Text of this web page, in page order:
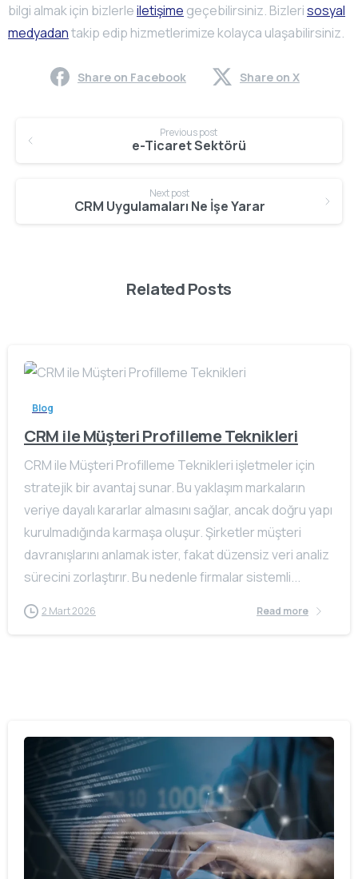
bilgi almak için bizlerleiletişime geçebilirsiniz. Bizlerisosyal
medyadantakip edip hizmetlerimize kolayca ulaşabilirsiniz.
Share on Facebook Share on X
Reading
Previous post
e-Ticaret Sektörü
Next post
CRM Uygulamaları Ne İşe Yarar
Related Posts
Blog
CRM ile Müşteri Profilleme Teknikleri
CRM ile Müşteri Profilleme Teknikleri işletmeler için
stratejik bir avantaj sunar. Bu yaklaşım markaların
veriye dayalı kararlar almasını sağlar, ancak doğru yapı
kurulmadığında karmaşa oluşur. Şirketler müşteri
davranışlarını anlamak ister, fakat düzensiz veri analiz
sürecini zorlaştırır. Bu nedenle firmalar sistemli...
2 Mart 2026 Read more